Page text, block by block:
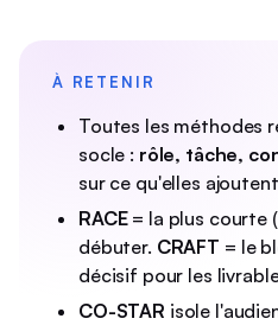
À RETENIR
Toutes les méthodes
socle : rôle, tâche,
sur ce qu'elles
RACE= la plus courte
débuter. CRAFT = le
décisif pour les
CO-STAR isole